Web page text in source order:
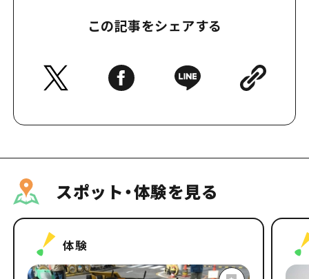
この記事をシェアする
スポット・体験を見る
体験